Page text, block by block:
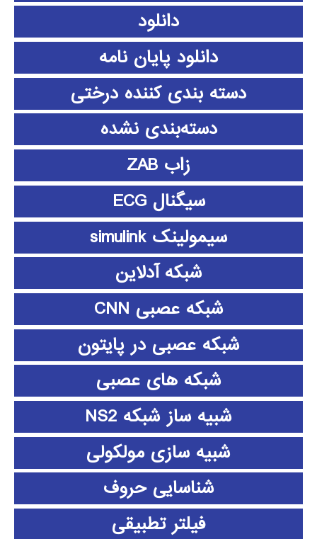
دانلود
دانلود پايان نامه
دسته بندی کننده درختی
دسته‌بندی نشده
زاب ZAB
سیگنال ECG
سیمولینک simulink
شبکه آدلاین
شبکه عصبی CNN
شبکه عصبی در پایتون
شبکه های عصبی
شبیه ساز شبکه NS2
شبیه سازی مولکولی
شناسایی حروف
فیلتر تطبیقی